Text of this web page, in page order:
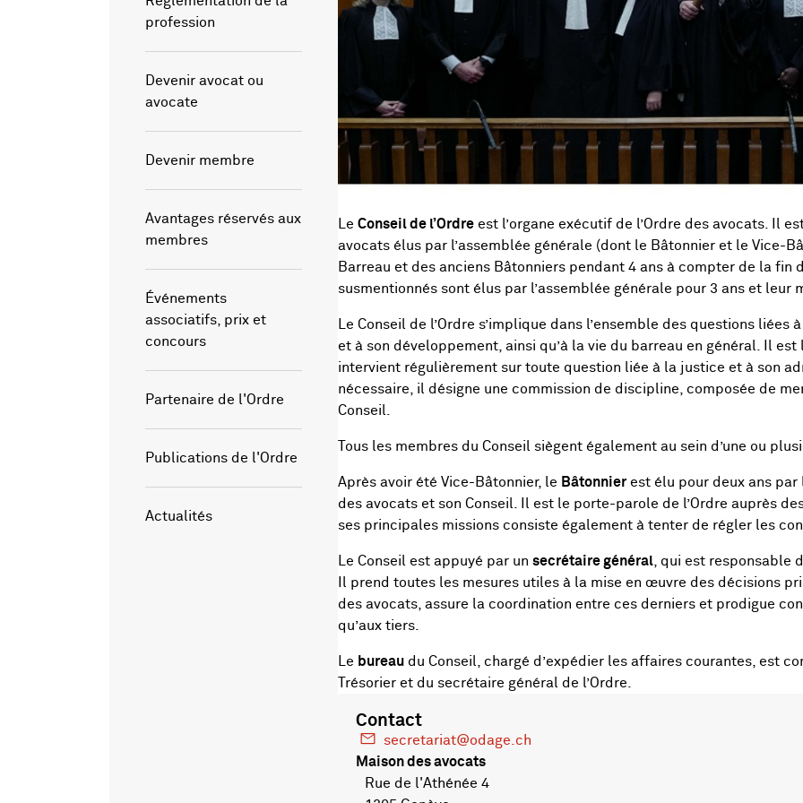
profession
Devenir avocat ou
avocate
Devenir membre
Avantages réservés aux
membres
Événements
associatifs, prix et
concours
Partenaire de l'Ordre
Publications de l'Ordre
Actualités
Le Conseil de l’Ordre est l’organe exécutif de l’Ordre des avocats. Il
avocats élus par l’assemblée générale (dont le Bâtonnier et le Vice-
Barreau et des anciens Bâtonniers pendant 4 ans à compter de la fin
susmentionnés sont élus par l’assemblée générale pour 3 ans et leur
Le Conseil de l’Ordre s’implique dans l’ensemble des questions
et à son développement, ainsi qu’à la vie du barreau en général. Il
intervient régulièrement sur toute question liée à la justice et à son
nécessaire, il désigne une commission de discipline, composée de
Conseil.
Tous les membres du Conseil siègent également au sein d’une ou
Après avoir été Vice-Bâtonnier, le Bâtonnierest élu pour deux ans par
des avocats et son Conseil. Il est le porte-parole de l’Ordre auprès
ses principales missions consiste également à tenter de régler les
Le Conseil est appuyé par un secrétaire général , qui est responsable
Il prend toutes les mesures utiles à la mise en œuvre des décisions
des avocats, assure la coordination entre ces derniers et prodigue
qu’aux tiers.
Le bureau du Conseil, chargé d’expédier les affaires courantes, est
Trésorier et du secrétaire général de l’Ordre.
Contact
secretariat@odage.ch
Maison des avocats
Rue de l'Athénée 4